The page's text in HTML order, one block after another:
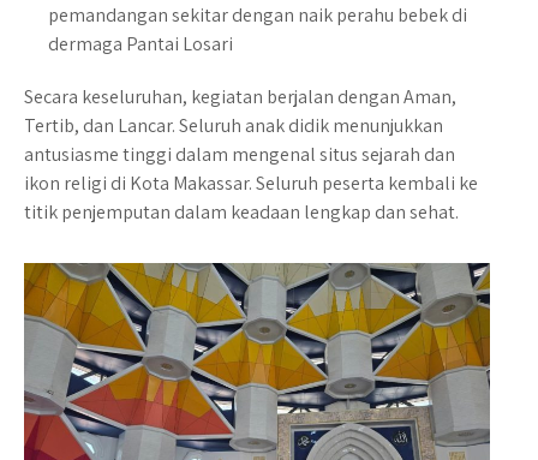
pemandangan sekitar dengan naik perahu bebek di
dermaga Pantai Losari
Secara keseluruhan, kegiatan berjalan dengan Aman,
Tertib, dan Lancar. Seluruh anak didik menunjukkan
antusiasme tinggi dalam mengenal situs sejarah dan
ikon religi di Kota Makassar. Seluruh peserta kembali ke
titik penjemputan dalam keadaan lengkap dan sehat.